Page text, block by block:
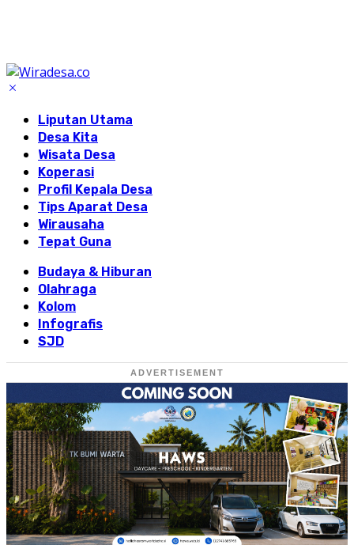
Liputan Utama
Desa Kita
Wisata Desa
Koperasi
Profil Kepala Desa
Tips Aparat Desa
Wirausaha
Tepat Guna
Budaya & Hiburan
Olahraga
Kolom
Infografis
SJD
ADVERTISEMENT